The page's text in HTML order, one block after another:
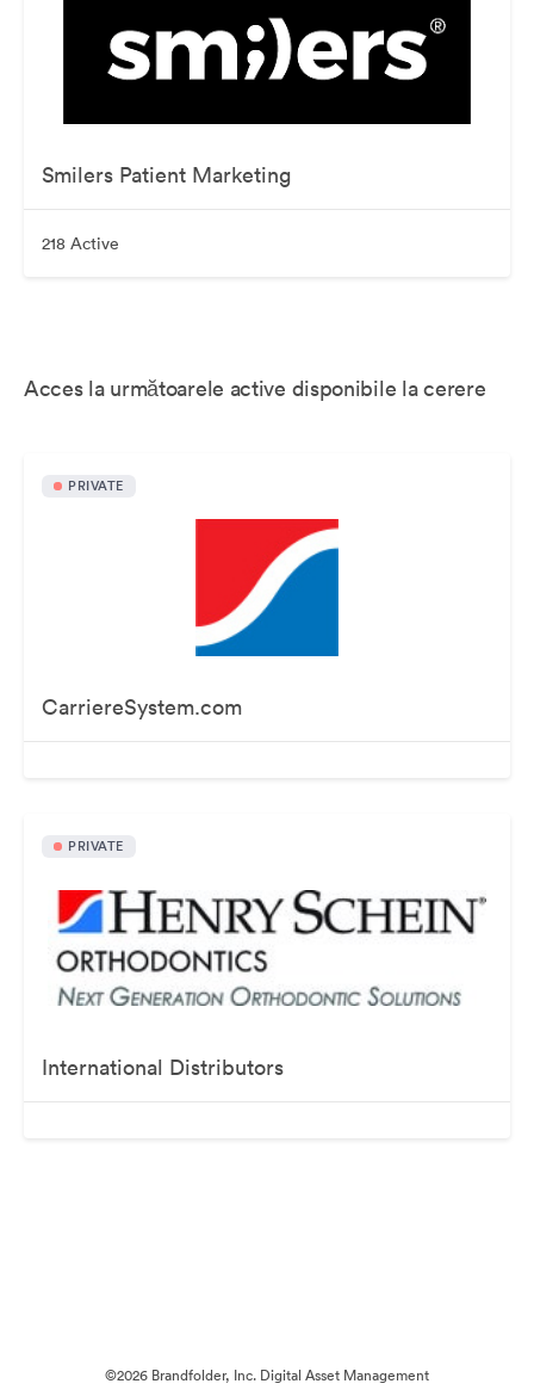
Smilers Patient Marketing
218 Active
Acces la următoarele active disponibile la cerere
PRIVATE
CarriereSystem.com
PRIVATE
International Distributors
©2026 Brandfolder, Inc. Digital Asset Management